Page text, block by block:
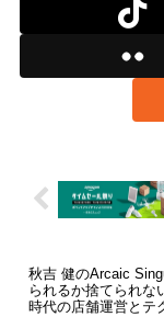
秋吉 健のArcaic
られるか捨てられな
時代の店舗運営とテ